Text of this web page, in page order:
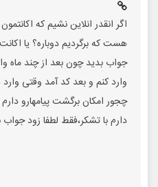
اگر انقدر انلاین نشیم که
هست که برگردیم دوباره؟ یا
جواب بدید چون بعد از چند ماه
وارد کنم و بعد کد آمد وقتی
چجور امکان برگشت پیامهارو
دارم با تشکر،فقط لطفا زود جواب